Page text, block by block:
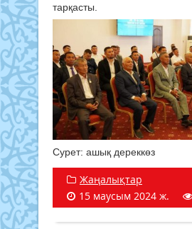
тарқасты.
Сурет: ашық дереккөз
Жаңалықтар
15 маусым 2024 ж.